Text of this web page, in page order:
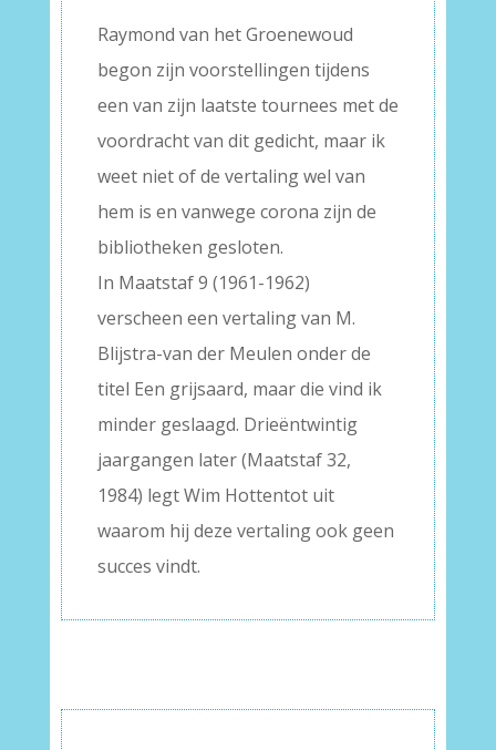
Raymond van het Groenewoud
begon zijn voorstellingen tijdens
een van zijn laatste tournees met de
voordracht van dit gedicht, maar ik
weet niet of de vertaling wel van
hem is en vanwege corona zijn de
bibliotheken gesloten.
In Maatstaf 9 (1961-1962)
verscheen een vertaling van M.
Blijstra-van der Meulen onder de
titel Een grijsaard, maar die vind ik
minder geslaagd. Drieëntwintig
jaargangen later (Maatstaf 32,
1984) legt Wim Hottentot uit
waarom hij deze vertaling ook geen
succes vindt.